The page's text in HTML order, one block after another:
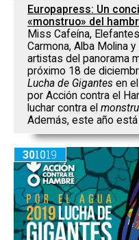
Europapress: Un
«monstruo» del
Miss Cafeína,
Carmona, Alba Molina
artistas del panorama
próximo 18 de
Lucha de Gigantes en
por Acción contra el
luchar contra el
Además, este año
301019